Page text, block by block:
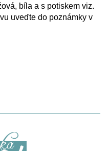
bíla a s potiskem viz.
uveďte do poznámky v